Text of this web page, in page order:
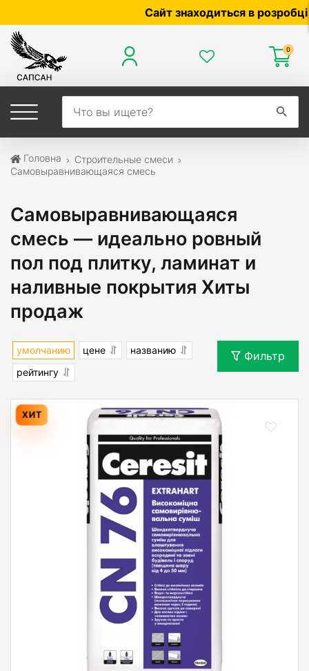
Сайт знаходиться в розробці
0
Головна
Строительные смеси
Самовыравнивающаяся смесь
Самовыравнивающаяся
смесь — идеально ровный
пол под плитку, ламинат и
наливные покрытия Хиты
продаж
умолчанию цене
названию
рейтингу
Фильтр
ХИТ